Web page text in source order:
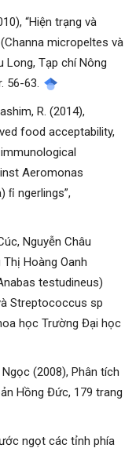
“Hiện trạng và
micropeltes và
Long, Tạp chí Nông
56-63.
R. (2014),
food acceptability,
Aeromonas
ﬁ ngerlings”,
Nguyễn Châu
Hoàng Oanh
testudineus)
Streptococcus sp
học Trường Đại học
(2008), Phân tích
Hồng Đức, 179 trang
ngọt các tỉnh phía